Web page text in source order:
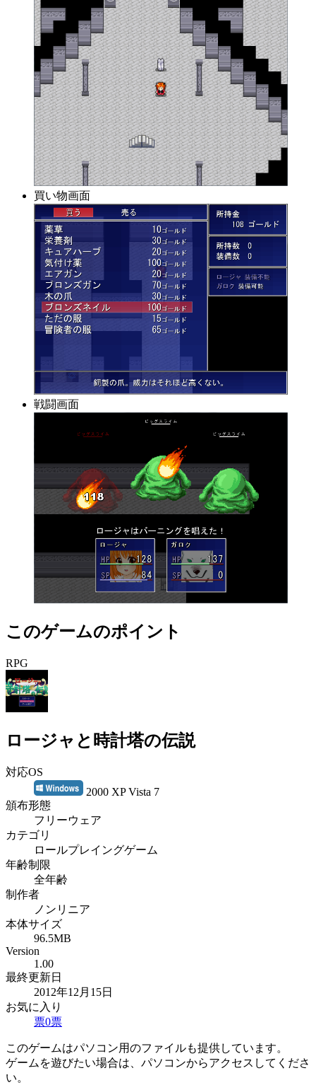
買い物画面
戦闘画面
このゲームのポイント
RPG
ロージャと時計塔の伝説
対応OS
2000 XP Vista 7
頒布形態
フリーウェア
カテゴリ
ロールプレイングゲーム
年齢制限
全年齢
制作者
ノンリニア
本体サイズ
96.5MB
Version
1.00
最終更新日
2012年12月15日
お気に入り
票0票
このゲームはパソコン用のファイルも提供しています。
ゲームを遊びたい場合は、パソコンからアクセスしてくださ
い。